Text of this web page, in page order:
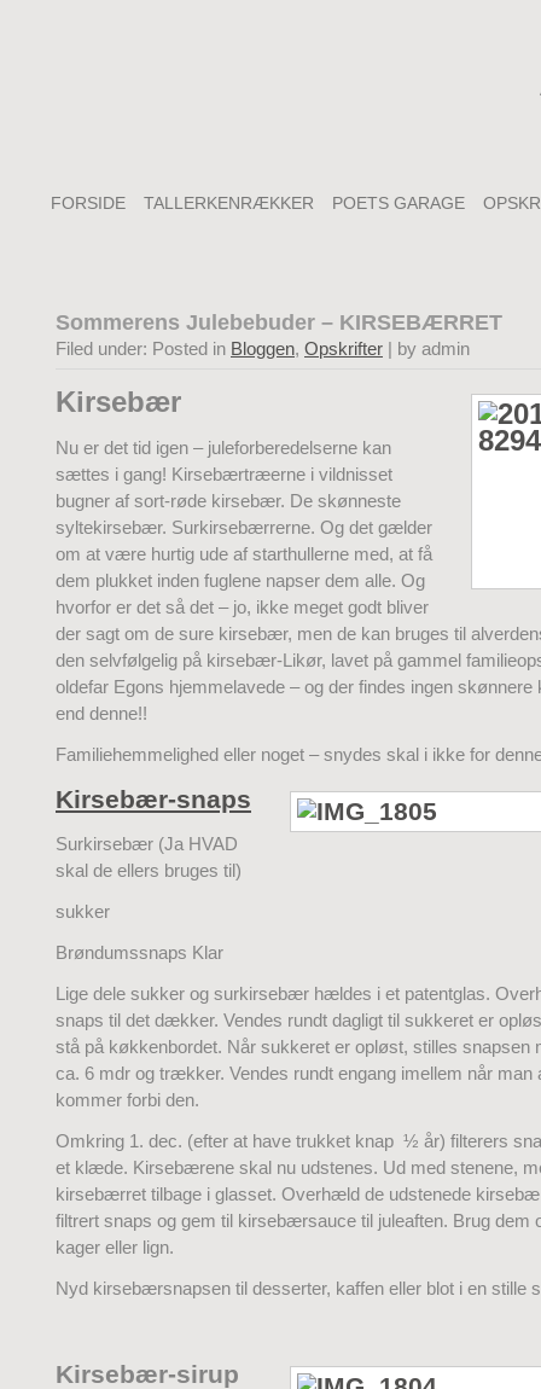
FORSIDE TALLERKENRÆKKER POETS GARAGE
Sommerens Julebebuder – KIRSEBÆRRET
Filed under: Posted in Bloggen, Opskrifter | by admin
Kirsebær
Nu er det tid igen – juleforberedelserne kan
sættes i gang! Kirsebærtræerne i vildnisset
bugner af sort-røde kirsebær. De skønneste
syltekirsebær. Surkirsebærrerne. Og det gælder
om at være hurtig ude af starthullerne med, at få
dem plukket inden fuglene napser dem alle. Og
hvorfor er det så det – jo, ikke meget godt bliver
der sagt om de sure kirsebær, men de kan bruges til
den selvfølgelig på kirsebær-Likør, lavet på gammel
oldefar Egons hjemmelavede – og der findes ingen
end denne!!
Familiehemmelighed eller noget – snydes skal i ikke for
Kirsebær-snaps
Surkirsebær (Ja HVAD
skal de ellers bruges til)
sukker
Brøndumssnaps Klar
Lige dele sukker og surkirsebær hældes i et patentglas.
snaps til det dækker. Vendes rundt dagligt til sukkeret er
stå på køkkenbordet. Når sukkeret er opløst, stilles snapsen
ca. 6 mdr og trækker. Vendes rundt engang imellem når man
kommer forbi den.
Omkring 1. dec. (efter at have trukket knap ½ år) filterers
et klæde. Kirsebærene skal nu udstenes. Ud med stenene,
kirsebærret tilbage i glasset. Overhæld de udstenede
filtrert snaps og gem til kirsebærsauce til juleaften. Brug dem
kager eller lign.
Nyd kirsebærsnapsen til desserter, kaffen eller blot i en stille
Kirsebær-sirup